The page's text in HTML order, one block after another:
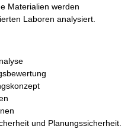
Materialien werden
Laboren analysiert.
und Planungssicherheit.